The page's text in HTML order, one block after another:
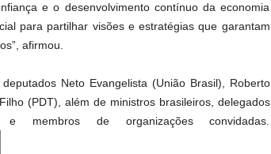
e o desenvolvimento contínuo da economia
para partilhar visões e estratégias que garantam
afirmou.
Neto Evangelista (União Brasil), Roberto
(PDT), além de ministros brasileiros, delegados
de organizações convidadas.